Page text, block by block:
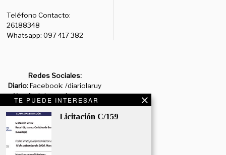
TE PUEDE INTERESAR
Licitación C/159
Teléfono Contacto:
26188348
Whatsapp: 097 417 382
Redes Sociales:
Diario:Facebook: /diariolaruy
- X: @diariolaruy - Instagram:
@diariolar_uy
Departamento Comercial:
comercial@grupormultimedio.com